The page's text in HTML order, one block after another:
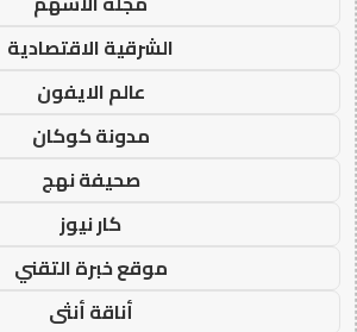
الشرقية الاقتصادية
عالم الايفون
مدونة كوكان
صحيفة نهج
كار نيوز
موقع خبرة التقني
أناقة أنثى